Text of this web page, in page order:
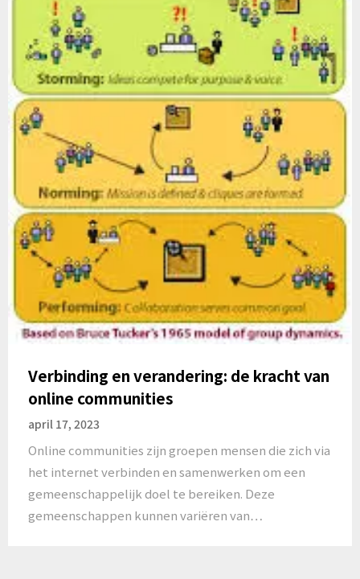
Verbinding en verandering: de kracht van
online communities
april 17, 2023
Online communities zijn groepen mensen die zich via
het internet verbinden en samenwerken om een
gemeenschappelijk doel te bereiken. Deze
gemeenschappen kunnen variëren van…